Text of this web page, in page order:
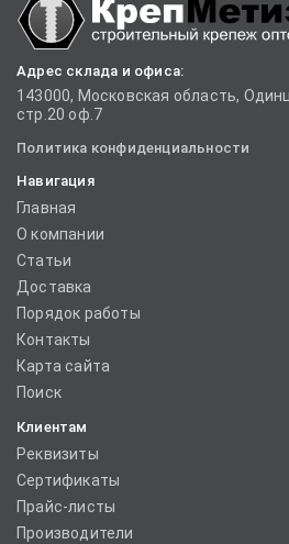
Адрес склада и офиса:
143000, Московская область,
стр.20 оф.7
Политика конфиденциальности
Навигация
Главная
О компании
Статьи
Доставка
Порядок работы
Контакты
Карта сайта
Поиск
Клиентам
Реквизиты
Сертификаты
Прайс-листы
Производители